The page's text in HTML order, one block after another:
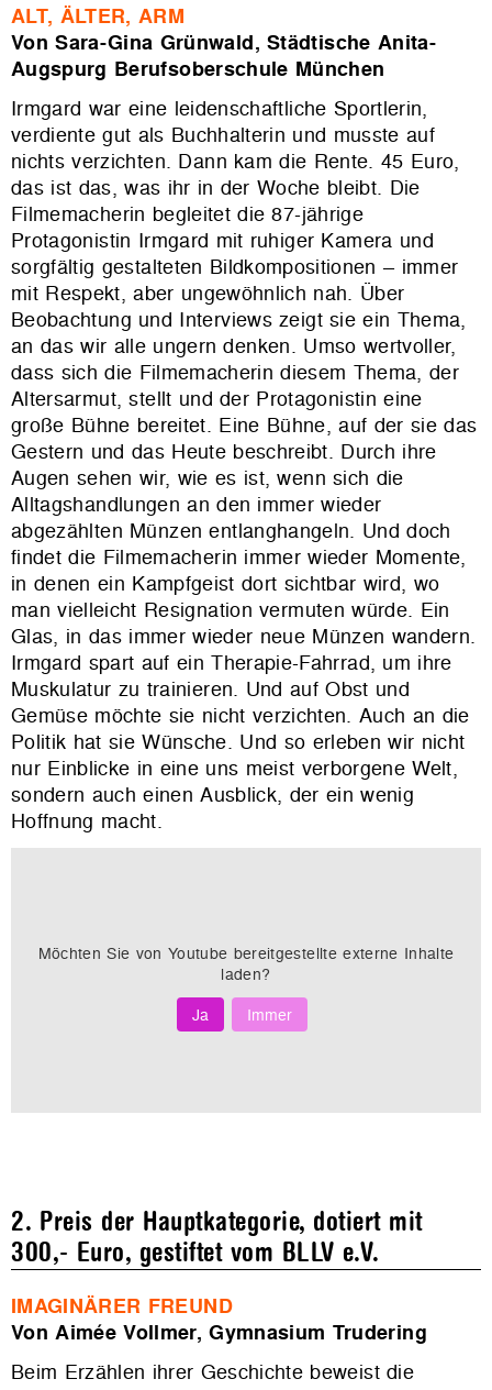
ALT, ÄLTER, ARM
Von Sara-Gina Grünwald, Städtische Anita-
Augspurg Berufsoberschule München
Irmgard war eine leidenschaftliche Sportlerin,
verdiente gut als Buchhalterin und musste auf
nichts verzichten. Dann kam die Rente. 45 Euro,
das ist das, was ihr in der Woche bleibt. Die
Filmemacherin begleitet die 87-jährige
Protagonistin Irmgard mit ruhiger Kamera und
sorgfältig gestalteten Bildkompositionen – immer
mit Respekt, aber ungewöhnlich nah. Über
Beobachtung und Interviews zeigt sie ein Thema,
an das wir alle ungern denken. Umso wertvoller,
dass sich die Filmemacherin diesem Thema, der
Altersarmut, stellt und der Protagonistin eine
große Bühne bereitet. Eine Bühne, auf der sie das
Gestern und das Heute beschreibt. Durch ihre
Augen sehen wir, wie es ist, wenn sich die
Alltagshandlungen an den immer wieder
abgezählten Münzen entlanghangeln. Und doch
findet die Filmemacherin immer wieder Momente,
in denen ein Kampfgeist dort sichtbar wird, wo
man vielleicht Resignation vermuten würde. Ein
Glas, in das immer wieder neue Münzen wandern.
Irmgard spart auf ein Therapie-Fahrrad, um ihre
Muskulatur zu trainieren. Und auf Obst und
Gemüse möchte sie nicht verzichten. Auch an die
Politik hat sie Wünsche. Und so erleben wir nicht
nur Einblicke in eine uns meist verborgene Welt,
sondern auch einen Ausblick, der ein wenig
Hoffnung macht.
Möchten Sie von Youtube bereitgestellte externe Inhalte
laden?
Ja
Immer
2. Preis der Hauptkategorie, dotiert mit
300,- Euro, gestiftet vom BLLV e.V.
IMAGINÄRER FREUND
Von Aimée Vollmer, Gymnasium Trudering
Beim Erzählen ihrer Geschichte beweist die